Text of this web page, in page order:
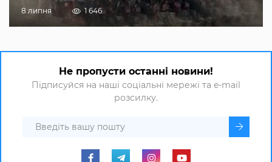
8 липня 1 646
Не пропусти останні новини!
Підписуйся на наші соціальні мережі та e-mail
розсилку.